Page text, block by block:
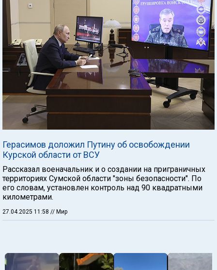
Герасимов доложил Путину об освобождении
Курской области от ВСУ
Рассказал военачальник и о создании на приграничных
территориях Сумской области "зоны безопасности". По
его словам, установлен контроль над 90 квадратными
километрами.
27.04.2025 11:58 // Мир